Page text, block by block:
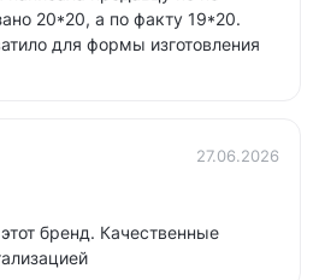
20*20, а по факту 19*20.
для формы изготовления
27.06.2026
бренд. Качественные